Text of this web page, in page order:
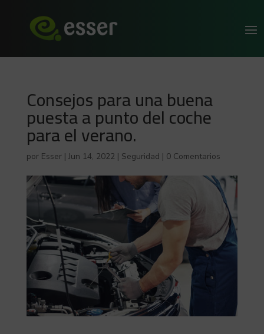
Consejos para una buena
puesta a punto del coche
para el verano.
por Esser| Jun 14, 2022 | Seguridad | 0 Comentarios